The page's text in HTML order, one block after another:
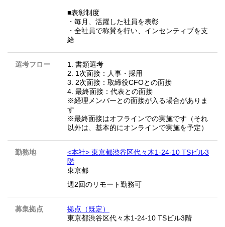
■表彰制度
・毎月、活躍した社員を表彰
・全社員で称賛を行い、インセンティブを支
給
選考フロー
1. 書類選考
2. 1次面接：人事・採用
3. 2次面接：取締役CFOとの面接
4. 最終面接：代表との面接
※経理メンバーとの面接が入る場合がありま
す
※最終面接はオフラインでの実施です（それ
以外は、基本的にオンラインで実施を予定）
勤務地
<本社> 東京都渋谷区代々木1-24-10 TSビル3
階
東京都
週2回のリモート勤務可
募集拠点
拠点（既定）
東京都渋谷区代々木1-24-10 TSビル3階